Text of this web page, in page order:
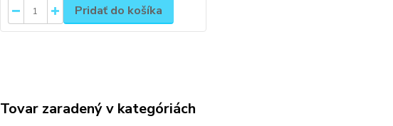
Pridať do košíka
Tovar zaradený v kategóriách